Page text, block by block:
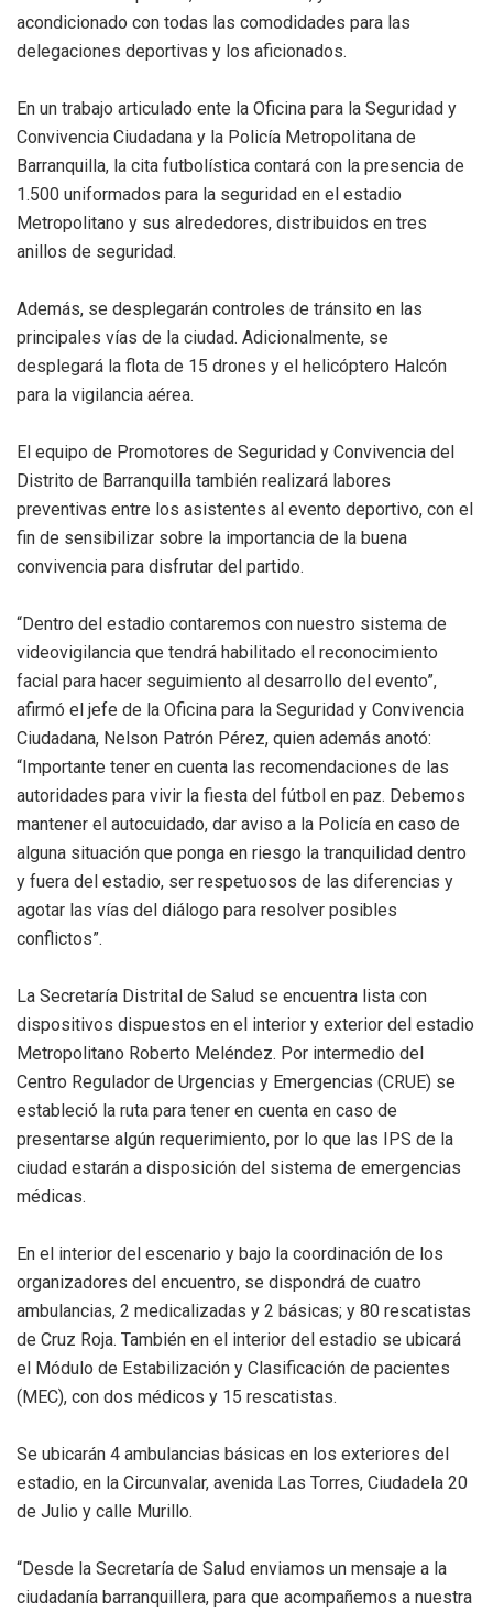
acondicionado con todas las comodidades para las
delegaciones deportivas y los aficionados.
En un trabajo articulado ente la Oficina para la Seguridad y
Convivencia Ciudadana y la Policía Metropolitana de
Barranquilla, la cita futbolística contará con la presencia de
1.500 uniformados para la seguridad en el estadio
Metropolitano y sus alrededores, distribuidos en tres
anillos de seguridad.
Además, se desplegarán controles de tránsito en las
principales vías de la ciudad. Adicionalmente, se
desplegará la flota de 15 drones y el helicóptero Halcón
para la vigilancia aérea.
El equipo de Promotores de Seguridad y Convivencia del
Distrito de Barranquilla también realizará labores
preventivas entre los asistentes al evento deportivo, con el
fin de sensibilizar sobre la importancia de la buena
convivencia para disfrutar del partido.
“Dentro del estadio contaremos con nuestro sistema de
videovigilancia que tendrá habilitado el reconocimiento
facial para hacer seguimiento al desarrollo del evento”,
afirmó el jefe de la Oficina para la Seguridad y Convivencia
Ciudadana, Nelson Patrón Pérez, quien además anotó:
“Importante tener en cuenta las recomendaciones de las
autoridades para vivir la fiesta del fútbol en paz. Debemos
mantener el autocuidado, dar aviso a la Policía en caso de
alguna situación que ponga en riesgo la tranquilidad dentro
y fuera del estadio, ser respetuosos de las diferencias y
agotar las vías del diálogo para resolver posibles
conflictos”.
La Secretaría Distrital de Salud se encuentra lista con
dispositivos dispuestos en el interior y exterior del estadio
Metropolitano Roberto Meléndez. Por intermedio del
Centro Regulador de Urgencias y Emergencias (CRUE) se
estableció la ruta para tener en cuenta en caso de
presentarse algún requerimiento, por lo que las IPS de la
ciudad estarán a disposición del sistema de emergencias
médicas.
En el interior del escenario y bajo la coordinación de los
organizadores del encuentro, se dispondrá de cuatro
ambulancias, 2 medicalizadas y 2 básicas; y 80 rescatistas
de Cruz Roja. También en el interior del estadio se ubicará
el Módulo de Estabilización y Clasificación de pacientes
(MEC), con dos médicos y 15 rescatistas.
Se ubicarán 4 ambulancias básicas en los exteriores del
estadio, en la Circunvalar, avenida Las Torres, Ciudadela 20
de Julio y calle Murillo.
“Desde la Secretaría de Salud enviamos un mensaje a la
ciudadanía barranquillera, para que acompañemos a nuestra